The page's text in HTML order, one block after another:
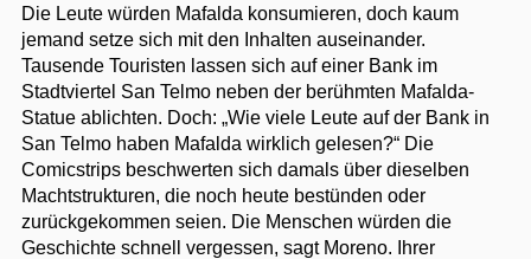
Die Leute würden Mafalda konsumieren, doch kaum
jemand setze sich mit den Inhalten auseinander.
Tausende Touristen lassen sich auf einer Bank im
Stadtviertel San Telmo neben der berühmten Mafalda-
Statue ablichten. Doch: „Wie viele Leute auf der Bank in
San Telmo haben Mafalda wirklich gelesen?“ Die
Comicstrips beschwerten sich damals über dieselben
Machtstrukturen, die noch heute bestünden oder
zurückgekommen seien. Die Menschen würden die
Geschichte schnell vergessen, sagt Moreno. Ihrer